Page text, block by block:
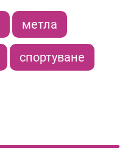
метла
спортуване